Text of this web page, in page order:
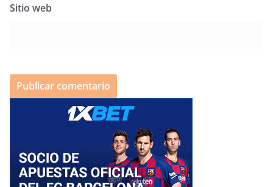
Sitio web